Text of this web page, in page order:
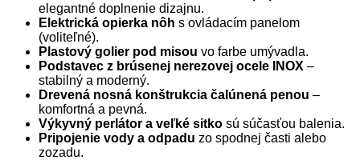
elegantné doplnenie dizajnu.
Elektrická opierka nôh s ovládacím panelom
(voliteľné).
Plastový golier pod misou vo farbe umývadla.
Podstavec z brúsenej nerezovej ocele INOX –
stabilný a moderný.
Drevená nosná konštrukcia čalúnená penou –
komfortná a pevná.
Výkyvný perlátor a veľké sitko sú súčasťou balenia.
Pripojenie vody a odpadu zo spodnej časti alebo
zozadu.